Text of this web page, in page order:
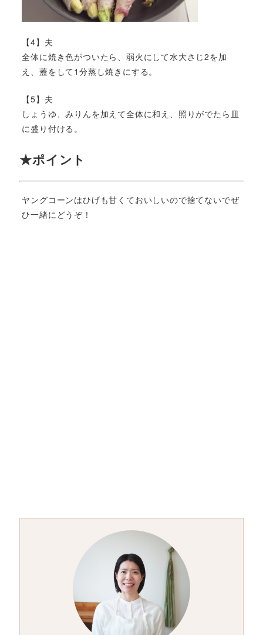
【4】夫
全体に焼き色がついたら、弱火にして水大さじ2を加
え、蓋をして1分蒸し焼きにする。
【5】夫
しょうゆ、みりんを加えて全体に和え、照りがでたら皿
に盛り付ける。
★ポイント
ヤングコーンはひげも甘くておいしいので捨てないでぜ
ひ一緒にどうぞ！